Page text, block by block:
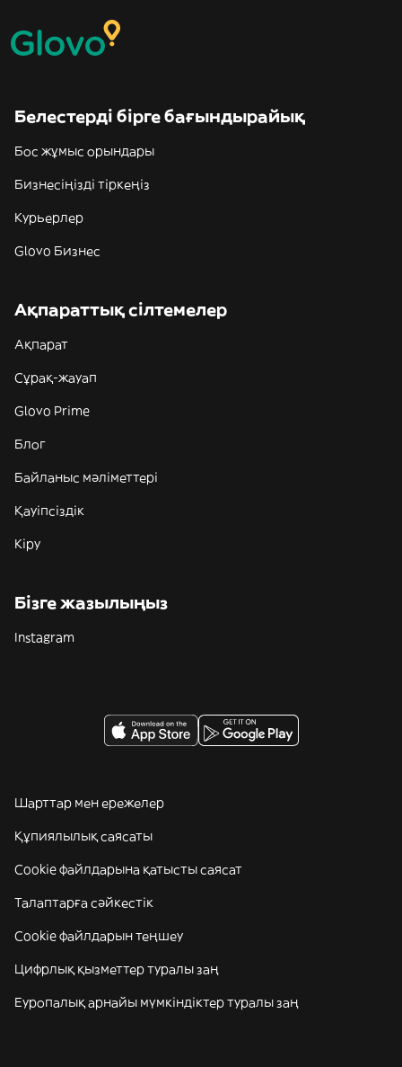
Белестерді бірге бағындырайық
Бос жұмыс орындары
Бизнесіңізді тіркеңіз
Курьерлер
Glovo Бизнес
Ақпараттық сілтемелер
Ақпарат
Сұрақ-жауап
Glovo Prime
Блог
Байланыс мәліметтері
Қауіпсіздік
Кіру
Бізге жазылыңыз
Instagram
Шарттар мен ережелер
Құпиялылық саясаты
Cookie файлдарына қатысты саясат
Талаптарға сәйкестік
Cookie файлдарын теңшеу
Цифрлық қызметтер туралы заң
Еуропалық арнайы мүмкіндіктер туралы заң